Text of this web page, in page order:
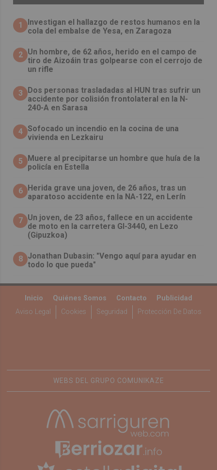
1
Investigan el hallazgo de restos humanos en la
cola del embalse de Yesa, en Zaragoza
2 Un hombre, de 62 años, herido en el campo de
tiro de Aizoáin tras golpearse con el cerrojo de
un rifle
3
​Dos personas trasladadas al HUN tras sufrir un
accidente por colisión frontolateral en la N-
240-A en Sarasa
4 Sofocado un incendio en la cocina de una
vivienda en Lezkairu
5
Muere al precipitarse un hombre que huía de la
policía en Estella
6 Herida grave una joven, de 26 años, tras un
aparatoso accidente en la NA-122, en Lerín
7 Un joven, de 23 años, fallece en un accidente
de moto en la carretera GI-3440, en Lezo
(Gipuzkoa)
8 Jonathan Dubasin: "Vengo aquí para ayudar en
todo lo que pueda"
Inicio Quiénes Somos Contacto
Publicidad
Aviso Legal
Cookies Seguridad Protección De Datos
WEBS DEL GRUPO COMUNIKAZE